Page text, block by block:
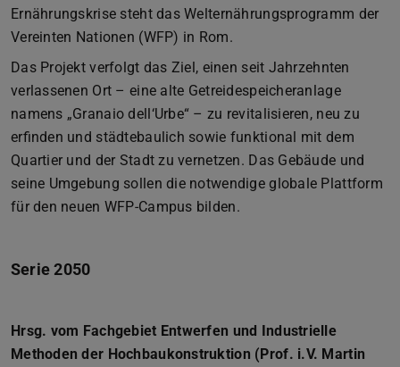
Ernährungskrise steht das Welternährungsprogramm der
Vereinten Nationen (WFP) in Rom.
Das Projekt verfolgt das Ziel, einen seit Jahrzehnten
verlassenen Ort – eine alte Getreidespeicheranlage
namens „Granaio dell‘Urbe“ – zu revitalisieren, neu zu
erfinden und städtebaulich sowie funktional mit dem
Quartier und der Stadt zu vernetzen. Das Gebäude und
seine Umgebung sollen die notwendige globale Plattform
für den neuen WFP-Campus bilden.
Serie 2050
Hrsg. vom Fachgebiet Entwerfen und Industrielle
Methoden der Hochbaukonstruktion (Prof. i.V. Martin